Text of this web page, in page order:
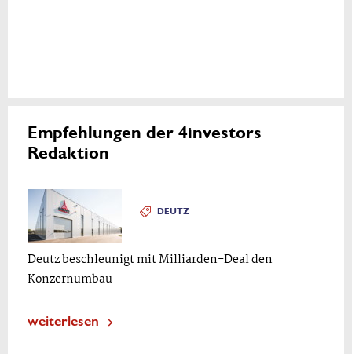
Empfehlungen der 4investors
Redaktion
DEUTZ
Deutz beschleunigt mit Milliarden-Deal den
Konzernumbau
weiterlesen